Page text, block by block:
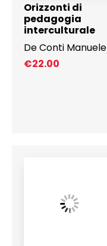
Orizzonti di
pedagogia
interculturale
De Conti Manuele
€22.00